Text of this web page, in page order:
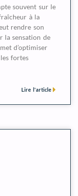
souvent sur le
à la
rendre son
la sensation de
d’optimiser
fortes
Lire l'article